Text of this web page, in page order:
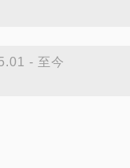
- 至今